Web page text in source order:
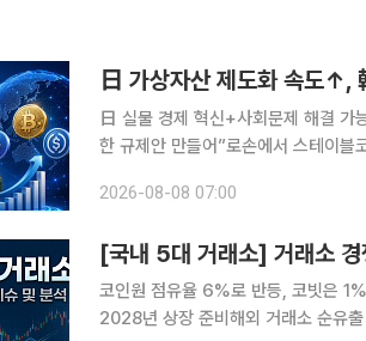
日 실물 경제 혁신+사회문제 해결 가
한 규제안 만들어”로손에서 스테이
인의 실용성 검증을 계기로 활성화될
2026-08-08 07:00
[국내 5대 거래소] 거래소 경
코인원 점유율 6%로 반등, 코빗은
2028년 상장 준비해외 거래소 순유출